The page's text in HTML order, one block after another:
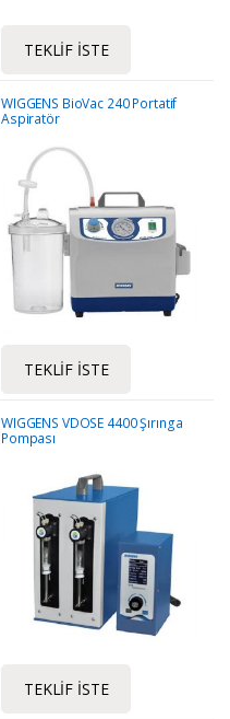
TEKLIF İSTE
WIGGENS BioVac 240 Portatif
Aspiratör
TEKLIF İSTE
WIGGENS VDOSE 4400 Şırınga
Pompası
TEKLIF İSTE